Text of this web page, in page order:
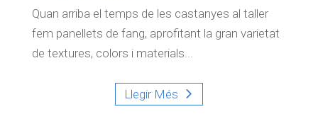
Quan arriba el temps de les castanyes al taller
fem panellets de fang, aprofitant la gran varietat
de textures, colors i materials...
Llegir Més